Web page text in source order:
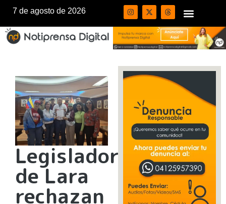
7 de agosto de 2026
Legisladores
de Lara
rechazan